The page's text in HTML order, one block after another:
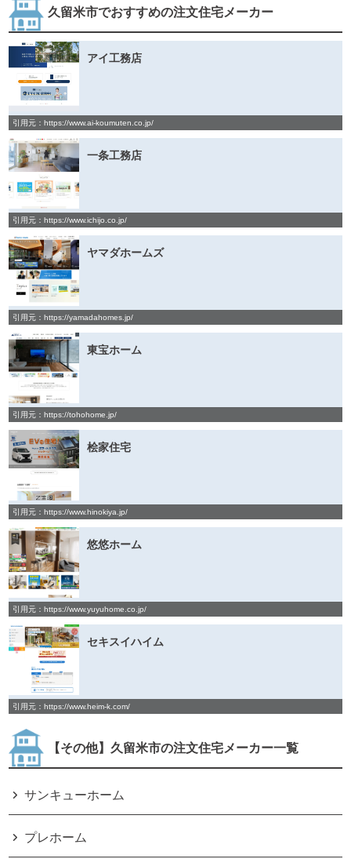
久留米市でおすすめの注文住宅メーカー
アイ工務店
引用元：https://www.ai-koumuten.co.jp/
一条工務店
引用元：https://www.ichijo.co.jp/
ヤマダホームズ
引用元：https://yamadahomes.jp/
東宝ホーム
引用元：https://tohohome.jp/
桧家住宅
引用元：https://www.hinokiya.jp/
悠悠ホーム
引用元：https://www.yuyuhome.co.jp/
セキスイハイム
引用元：https://www.heim-k.com/
【その他】久留米市の注文住宅メーカー一覧
サンキューホーム
プレホーム